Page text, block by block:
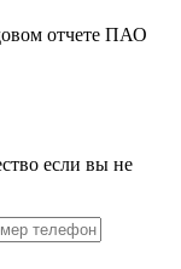
отчете ПАО
если вы не